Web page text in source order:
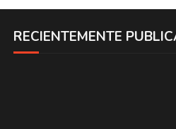
RECIENTEMENTE